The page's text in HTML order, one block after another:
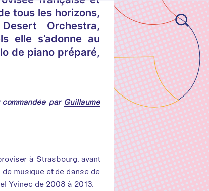
tous les horizons,
Orchestra,
elle s’adonne au
de piano préparé,
par Guillaume
à Strasbourg, avant
musique et de danse de
Yvinec de 2008 à 2013.